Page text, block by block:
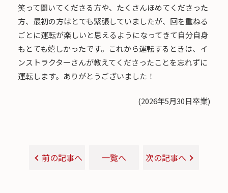
笑って聞いてくださる方や、たくさんほめてくださった
方、最初の方はとても緊張していましたが、回を重ねる
ごとに運転が楽しいと思えるようになってきて自分自身
もとても嬉しかったです。これから運転するときは、イ
ンストラクターさんが教えてくださったことを忘れずに
運転します。ありがとうございました！
(2026年5月30日卒業)
前の記事へ 一覧へ 次の記事へ